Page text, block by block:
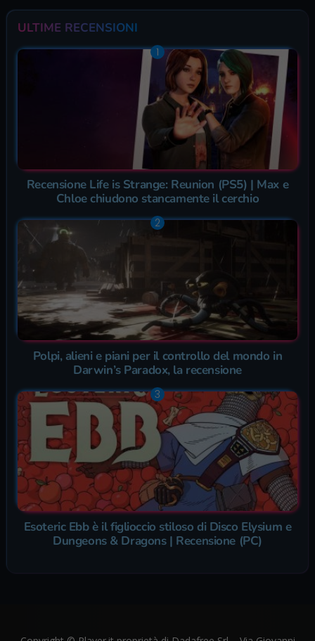
ULTIME RECENSIONI
Recensione Life is Strange: Reunion (PS5) | Max e
Chloe chiudono stancamente il cerchio
Polpi, alieni e piani per il controllo del mondo in
Darwin’s Paradox, la recensione
Esoteric Ebb è il figlioccio stiloso di Disco Elysium e
Dungeons & Dragons | Recensione (PC)